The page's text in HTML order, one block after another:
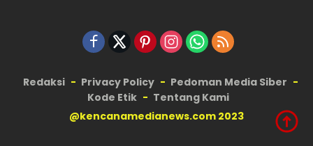
Redaksi Privacy Policy
Pedoman Media Siber
Kode Etik
Tentang Kami
@kencanamedianews.com 2023